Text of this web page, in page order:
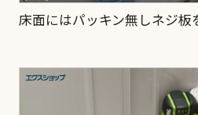
床面にはパッキン無しネジ板